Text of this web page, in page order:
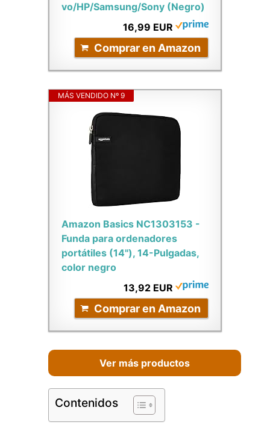
vo/HP/Samsung/Sony (Negro)
16,99 EUR
Comprar en Amazon
MÁS VENDIDO Nº 9
Amazon Basics NC1303153 -
Funda para ordenadores
portátiles (14"), 14-Pulgadas,
color negro
13,92 EUR
Comprar en Amazon
Ver más productos
Contenidos